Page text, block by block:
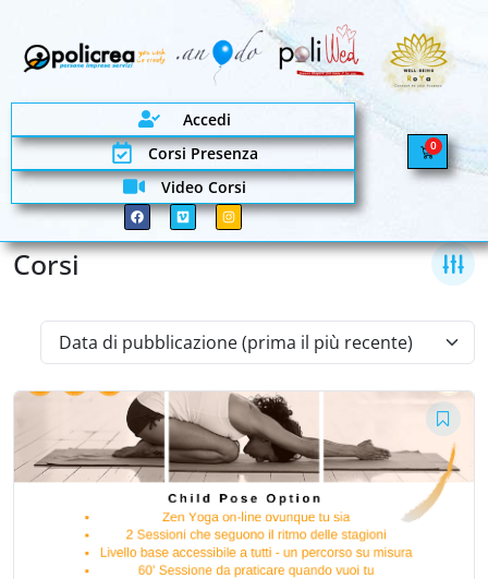
0
Accedi
Corsi Presenza
Video Corsi
Corsi